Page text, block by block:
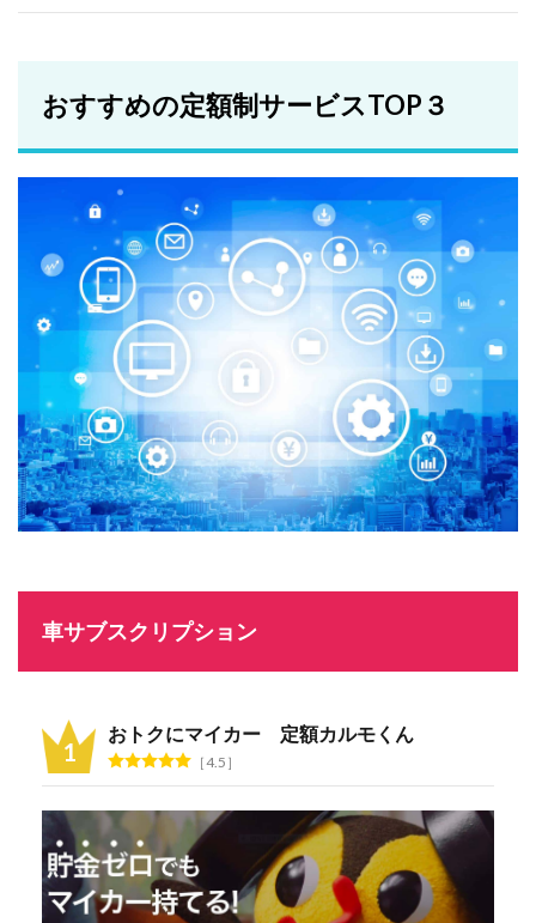
おすすめの定額制サービスTOP３
車サブスクリプション
おトクにマイカー 定額カルモくん
4.5